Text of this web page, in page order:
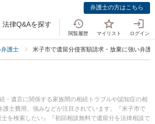
弁護士の方はこちら
法律Q&Aを探す
閲覧履歴 マイリスト ログイン
護士 米子市で遺留分侵害額請求・放棄に強い弁護士
遺言に関係する家族間の相続トラブルや認知症の相
士費用、強みなどが注目されています。『米子市で
を検索したい』『初回相談無料で遺留分を法律相談で